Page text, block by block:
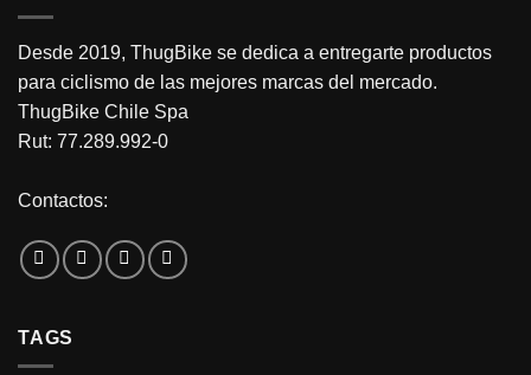
Desde 2019, ThugBike se dedica a entregarte productos
para ciclismo de las mejores marcas del mercado.
ThugBike Chile Spa
Rut: 77.289.992-0
Contactos:
TAGS